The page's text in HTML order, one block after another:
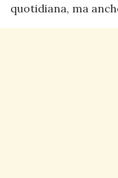
quotidiana, ma